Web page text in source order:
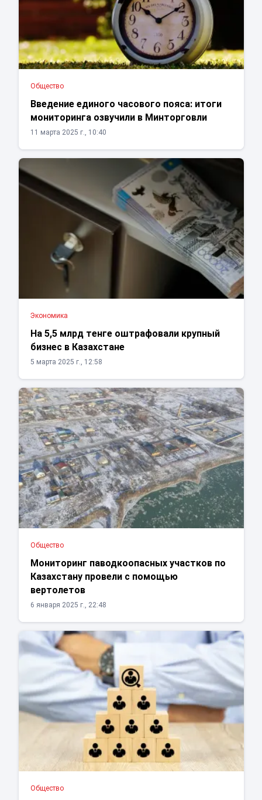
Общество
Введение единого часового пояса: итоги
мониторинга озвучили в Минторговли
11 марта 2025 г., 10:40
Экономика
На 5,5 млрд тенге оштрафовали крупный
бизнес в Казахстане
5 марта 2025 г., 12:58
Общество
Мониторинг паводкоопасных участков по
Казахстану провели с помощью
вертолетов
6 января 2025 г., 22:48
Общество